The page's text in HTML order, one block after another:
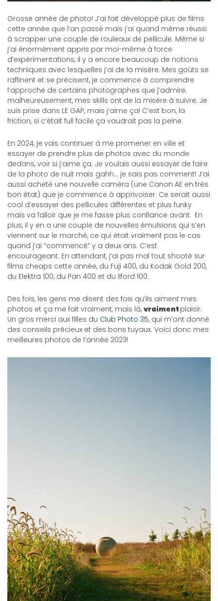
Grosse année de photo! J’ai fait développé plus de films
cette année que l’an passé mais j’ai quand même réussi
à scrapper une couple de rouleaux de pellicule. Même si
j’ai énormément appris par moi-même à force
d’expérimentations, il y a encore beaucoup de notions
techniques avec lesquelles j’ai de la misère. Mes goûts se
raffinent et se précisent, je commence à comprendre
l’approche de certains photographes que j’admire;
malheureusement, mes skills ont de la misère à suivre. Je
suis prise dans LE GAP, mais j’aime ça! C’est bon, la
friction, si c’était full facile ça vaudrait pas la peine.
En 2024, je vais continuer à me promener en ville et
essayer de prendre plus de photos avec du monde
dedans, voir si j’aime ça. Je voulais aussi essayer de faire
de la photo de nuit mais gahh… je sais pas comment! J’ai
aussi acheté une nouvelle caméra (une Canon AE en très
bon état) que je commence à apprivoiser. Ce serait aussi
cool d’essayer des pellicules différentes et plus funky
mais va falloir que je me fasse plus confiance avant. En
plus, il y en a une couple de nouvelles émulsions qui s’en
viennent sur le marché, ce qui était vraiment pas le cas
quand j’ai “commencé” y a deux ans. C’est
encourageant. En attendant, j’ai pas mal tout shooté sur
films cheaps cette année, du Fuji 400, du Kodak Gold 200,
du Elektra 100, du Pan 400 et du Ilford 100.
Des fois, les gens me disent des fois qu’ils aiment mes
photos et ça me fait vraiment, mais là, vraiment plaisir.
Un gros merci aux filles du Club Photo 35, qui m’ont donné
des conseils précieux et des bons tuyaux. Voici donc mes
meilleures photos de l’année 2023!